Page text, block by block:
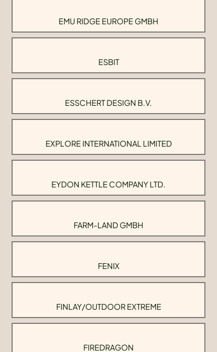
EMU RIDGE EUROPE GMBH
ESBIT
ESSCHERT DESIGN B.V.
EXPLORE INTERNATIONAL LIMITED
EYDON KETTLE COMPANY LTD.
FARM-LAND GMBH
FENIX
FINLAY/OUTDOOR EXTREME
FIREDRAGON